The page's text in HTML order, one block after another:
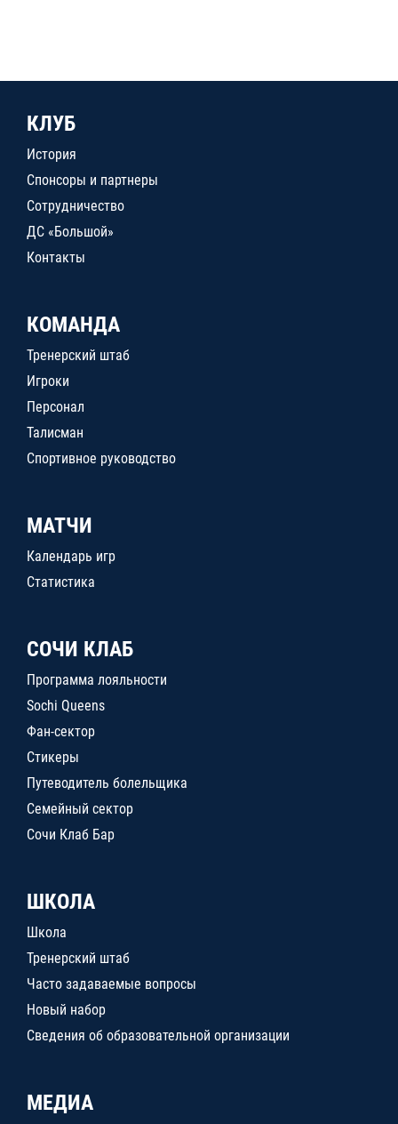
КЛУБ
История
Спонсоры и партнеры
Сотрудничество
ДС «Большой»
Контакты
КОМАНДА
Тренерский штаб
Игроки
Персонал
Талисман
Спортивное руководство
МАТЧИ
Календарь игр
Статистика
СОЧИ КЛАБ
Программа лояльности
Sochi Queens
Фан-сектор
Стикеры
Путеводитель болельщика
Семейный сектор
Сочи Клаб Бар
ШКОЛА
Школа
Тренерский штаб
Часто задаваемые вопросы
Новый набор
Сведения об образовательной организации
МЕДИА